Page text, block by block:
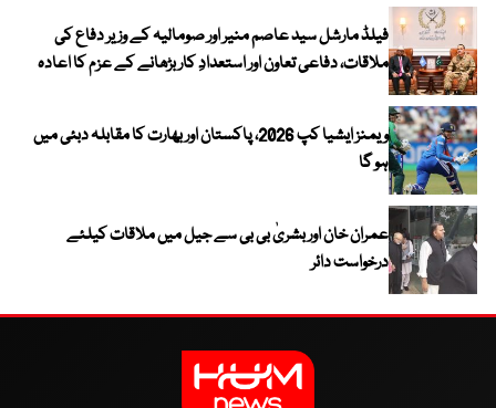
فیلڈ مارشل سید عاصم منیر اور صومالیہ کے وزیر دفاع کی
ملاقات، دفاعی تعاون اور استعدادِ کار بڑھانے کے عزم کا اعادہ
ویمنز ایشیا کپ 2026، پاکستان اور بھارت کا مقابلہ دبئی میں
ہو گا
عمران خان اور بشریٰ بی بی سے جیل میں ملاقات کیلئے
درخواست دائر